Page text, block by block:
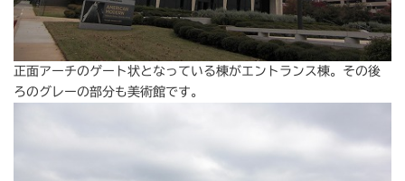
正面アーチのゲート状となっている棟がエントランス棟。その後
ろのグレーの部分も美術館です。